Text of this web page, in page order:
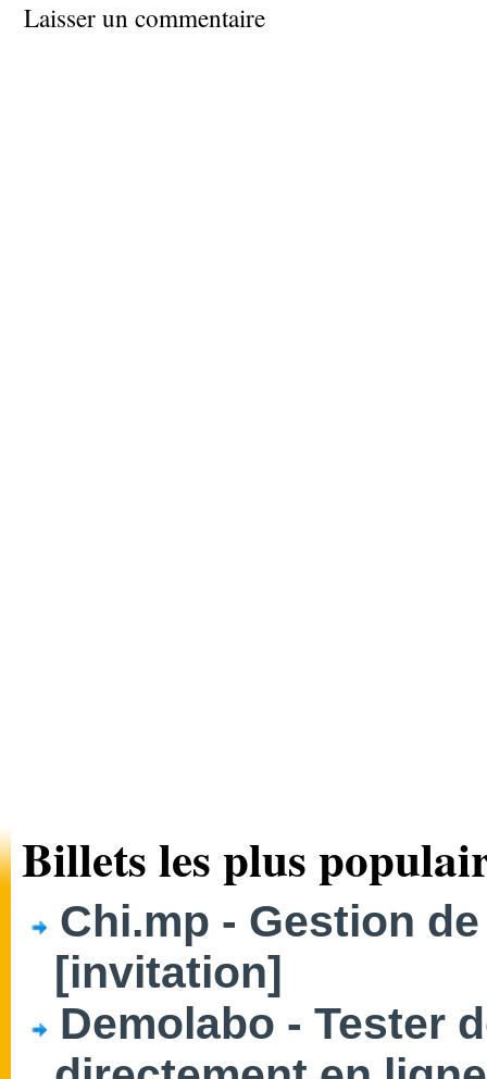
Laisser un commentaire
Billets les plus
Chi.mp - Gestion
[invitation]
Demolabo - Tester